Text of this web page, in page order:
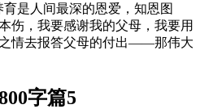
是人间最深的恩爱，知恩图
伤，我要感谢我的父母，我要用
情去报答父母的付出——那伟大
字篇5